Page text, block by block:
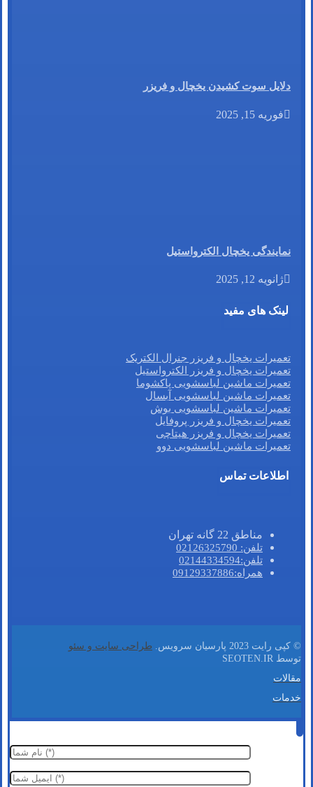
دلایل سوت کشیدن یخچال و فریزر
فوریه 15, 2025
نمایندگی یخچال الکترواستیل
ژانویه 12, 2025
لینک های مفید
تعمیرات یخچال و فریزر جنرال الکتریک
تعمیرات یخچال و فریزر الکترواستیل
تعمیرات ماشین لباسشویی پاکشوما
تعمیرات ماشین لباسشویی آبسال
تعمیرات ماشین لباسشویی بوش
تعمیرات یخچال و فریزر پروفایل
تعمیرات یخچال و فریزر هیتاچی
تعمیرات ماشین لباسشویی دوو
اطلاعات تماس
مناطق 22 گانه تهران
تلفن: 02126325790
تلفن:02144334594
همراه:09129337886
© کپی رایت 2023 پارسیان سرویس.
طراحی سایت و سئو
توسط SEOTEN.IR
مقالات
خدمات